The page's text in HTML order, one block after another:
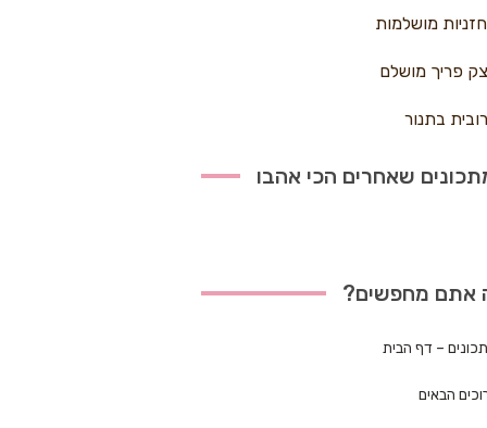
מושלמות
פריך מושלם
בתנור
שאחרים הכי אהבו
אתם מחפשים?
– דף הבית
הבאים